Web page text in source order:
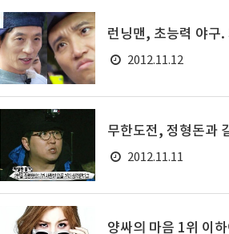
런닝맨, 초능력 야구
2012.11.12
무한도전, 정형돈과
2012.11.11
양싸의 마음 1위 이